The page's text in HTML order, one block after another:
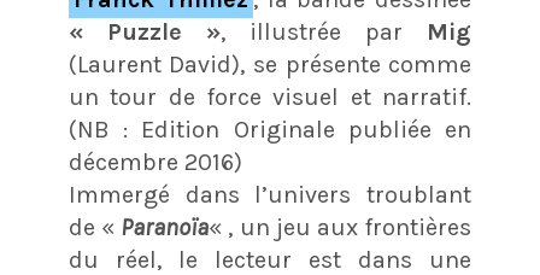
« Puzzle », illustrée par Mig
(Laurent David), se présente comme
un tour de force visuel et narratif.
(NB : Edition Originale publiée en
décembre 2016)
Immergé dans l’univers troublant
de « Paranoïa« , un jeu aux frontières
du réel, le lecteur est dans une